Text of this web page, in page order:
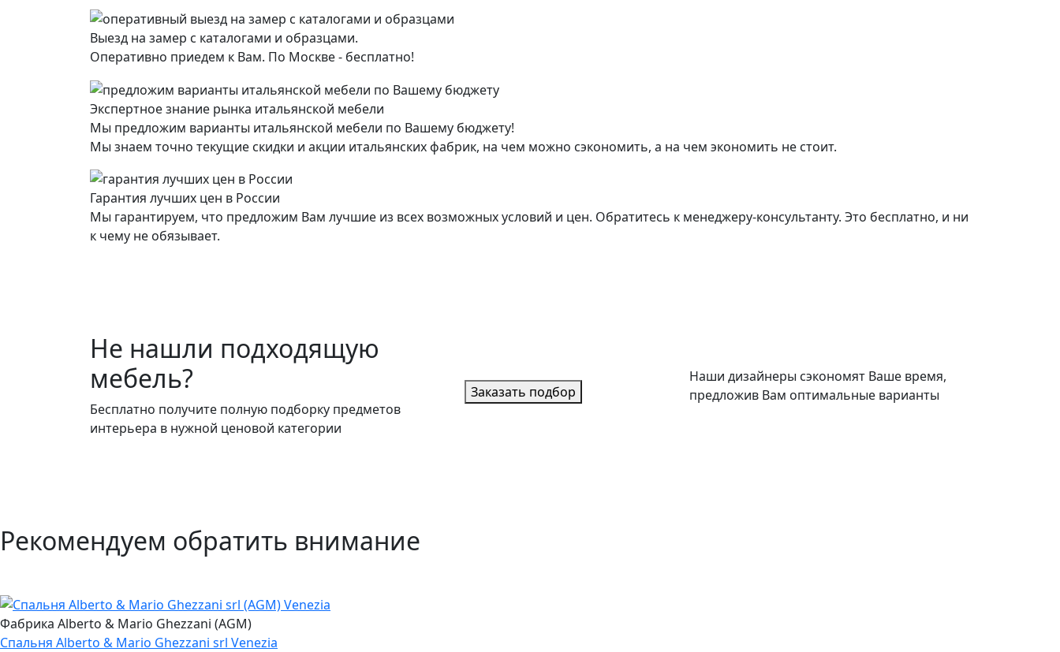
Выезд на замер с каталогами и образцами.
Оперативно приедем к Вам. По Москве - бесплатно!
Экспертное знание рынка итальянской мебели
Мы предложим варианты итальянской мебели по Вашему бюджету!
Мы знаем точно текущие скидки и акции итальянских фабрик, на чем можно сэкономить, а на чем экономить не стоит.
Гарантия лучших цен в России
Мы гарантируем, что предложим Вам лучшие из всех возможных условий и цен. Обратитесь к менеджеру-консультанту. Это бесплатно, и ни
к чему не обязывает.
Не нашли подходящую
мебель?
Бесплатно получите полную подборку предметов
интерьера в нужной ценовой категории
Заказать подбор
Наши дизайнеры сэкономят Ваше время,
предложив Вам оптимальные варианты
Рекомендуем обратить внимание
Фабрика Alberto & Mario Ghezzani (AGM)
Спальня Alberto & Mario Ghezzani srl Venezia